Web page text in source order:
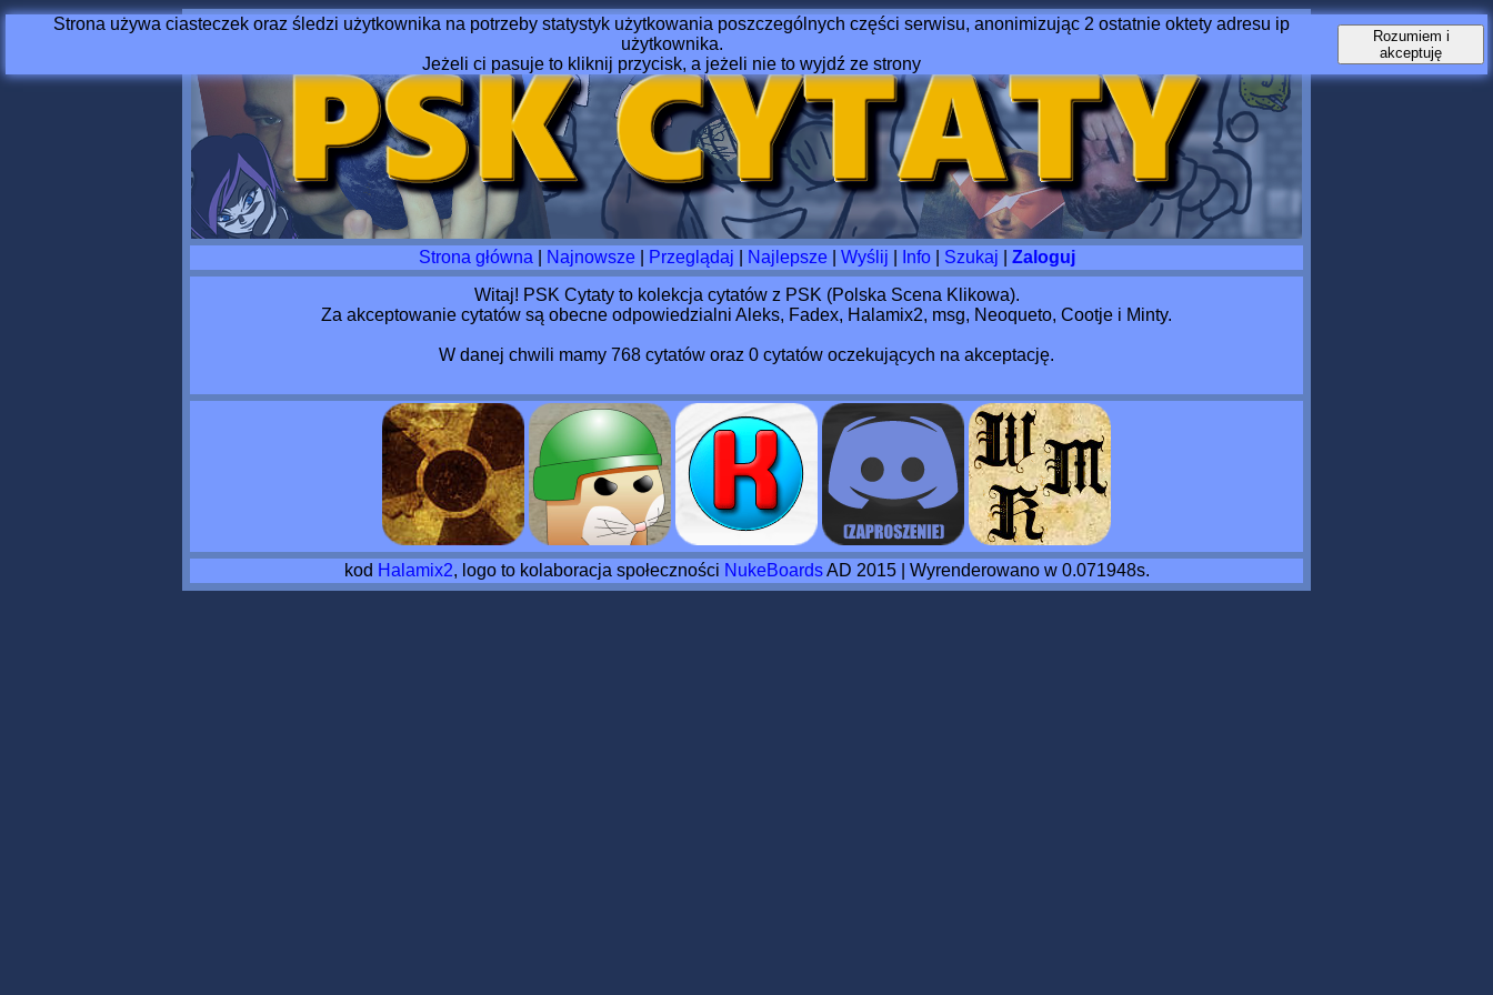
Strona używa ciasteczek oraz śledzi użytkownika na potrzeby statystyk użytkowania poszczególnych części serwisu, anonimizując 2 ostatnie oktety adresu ip
użytkownika.
Jeżeli ci pasuje to kliknij przycisk, a jeżeli nie to wyjdź ze strony
Rozumiem i
akceptuję
Strona główna Najnowsze| Przeglądaj Najlepsze| Wyślij Info| Szukaj
Zaloguj
Witaj! PSK Cytaty to kolekcja cytatów z PSK (Polska Scena Klikowa).
Za akceptowanie cytatów są obecne odpowiedzialni Aleks, Fadex, Halamix2, msg, Neoqueto, Cootje i Minty.
W danej chwili mamy 768 cytatów oraz 0 cytatów oczekujących na akceptację.
kod Halamix2, logo to kolaboracja społeczności NukeBoardsAD 2015 | Wyrenderowano w 0.071948s.